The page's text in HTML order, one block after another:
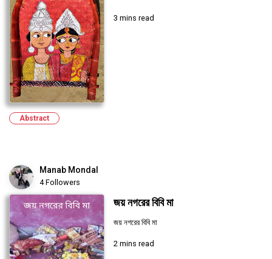
3 mins read
Abstract
Manab Mondal
4 Followers
জয় নগরের বিবি মা
জয় নগরের বিবি মা
2 mins read